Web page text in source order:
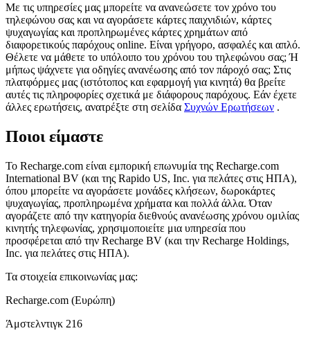
Με τις υπηρεσίες μας μπορείτε να ανανεώσετε τον χρόνο του
τηλεφώνου σας και να αγοράσετε κάρτες παιχνιδιών, κάρτες
ψυχαγωγίας και προπληρωμένες κάρτες χρημάτων από
διαφορετικούς παρόχους online. Είναι γρήγορο, ασφαλές και απλό.
Θέλετε να μάθετε το υπόλοιπο του χρόνου του τηλεφώνου σας; Ή
μήπως ψάχνετε για οδηγίες ανανέωσης από τον πάροχό σας; Στις
πλατφόρμες μας (ιστότοπος και εφαρμογή για κινητά) θα βρείτε
αυτές τις πληροφορίες σχετικά με διάφορους παρόχους. Εάν έχετε
άλλες ερωτήσεις, ανατρέξτε στη σελίδα Συχνών Ερωτήσεων .
Ποιοι είμαστε
Το Recharge.com είναι εμπορική επωνυμία της Recharge.com
International BV (και της Rapido US, Inc. για πελάτες στις ΗΠΑ),
όπου μπορείτε να αγοράσετε μονάδες κλήσεων, δωροκάρτες
ψυχαγωγίας, προπληρωμένα χρήματα και πολλά άλλα. Όταν
αγοράζετε από την κατηγορία διεθνούς ανανέωσης χρόνου ομιλίας
κινητής τηλεφωνίας, χρησιμοποιείτε μια υπηρεσία που
προσφέρεται από την Recharge BV (και την Recharge Holdings,
Inc. για πελάτες στις ΗΠΑ).
Τα στοιχεία επικοινωνίας μας:
Recharge.com (Ευρώπη)
Άμστελντιγκ 216